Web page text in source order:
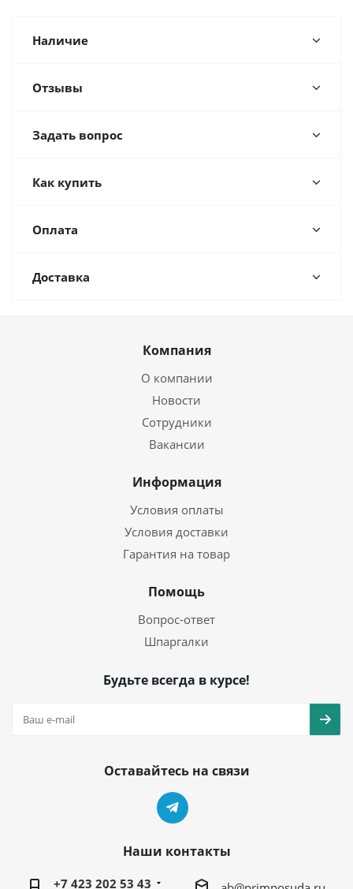
Наличие
Отзывы
Задать вопрос
Как купить
Оплата
Доставка
Компания
О компании
Новости
Сотрудники
Вакансии
Информация
Условия оплаты
Условия доставки
Гарантия на товар
Помощь
Вопрос-ответ
Шпаргалки
Будьте всегда в курсе!
Оставайтесь на связи
Наши контакты
+7 423 202 53 43